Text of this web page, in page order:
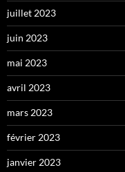
juillet 2023
juin 2023
mai 2023
avril 2023
mars 2023
février 2023
janvier 2023